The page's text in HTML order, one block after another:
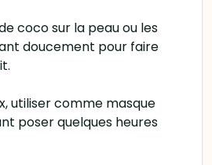
coco sur la peau ou les
doucement pour faire
utiliser comme masque
poser quelques heures